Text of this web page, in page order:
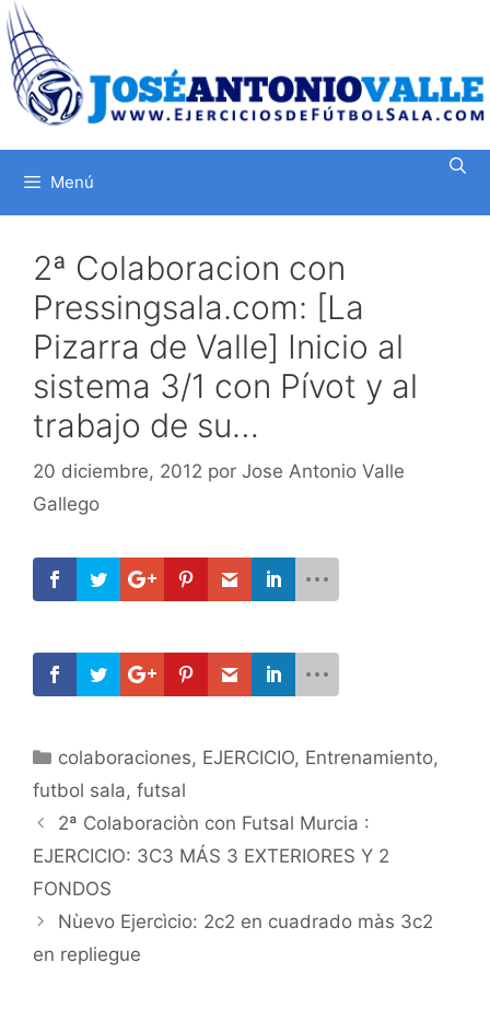
Saltar
al
contenido
Menú
2ª Colaboracion con
Pressingsala.com: [La
Pizarra de Valle] Inicio al
sistema 3/1 con Pívot y al
trabajo de su…
20 diciembre, 2012 por Jose Antonio Valle
Gallego
Categorías
colaboraciones, EJERCICIO, Entrenamiento,
futbol sala, futsal
Navegación
de
2ª Colaboraciòn con Futsal Murcia :
EJERCICIO: 3C3 MÁS 3 EXTERIORES Y 2
FONDOS
Nùevo Ejercìcio: 2c2 en cuadrado màs 3c2
en repliegue